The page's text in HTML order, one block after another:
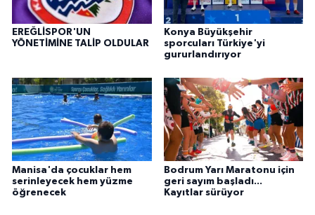
EREĞLİSPOR'UN
YÖNETİMİNE TALİP OLDULAR
Konya Büyükşehir
sporcuları Türkiye'yi
gururlandırıyor
Manisa'da çocuklar hem
serinleyecek hem yüzme
öğrenecek
Bodrum Yarı Maratonu için
geri sayım başladı...
Kayıtlar sürüyor